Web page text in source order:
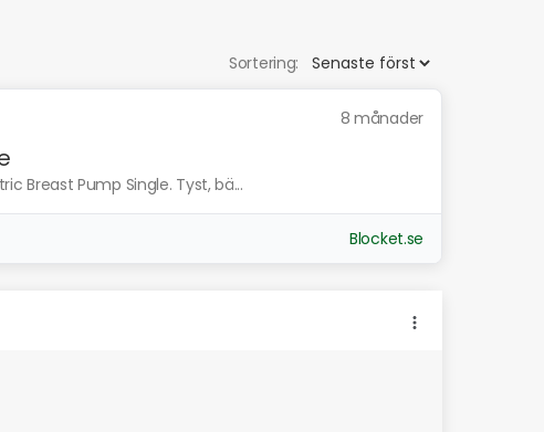
Sortering:
8 månader
Breast Pump Single. Tyst, bä...
Blocket.se